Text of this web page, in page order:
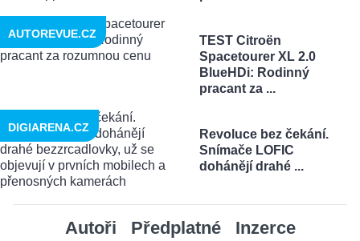
TEST Citroën
Spacetourer XL 2.0
BlueHDi: Rodinný
pracant za ...
AUTOREVUE.CZ
Revoluce bez čekání.
Snímače LOFIC
dohánějí drahé ...
DIGIARENA.CZ
Autoři Předplatné Inzerce